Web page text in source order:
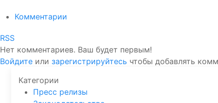
Комментарии
RSS
Нет комментариев. Ваш будет первым!
Войдите или зарегистрируйтесь чтобы добавлять
Категории
Пресс релизы